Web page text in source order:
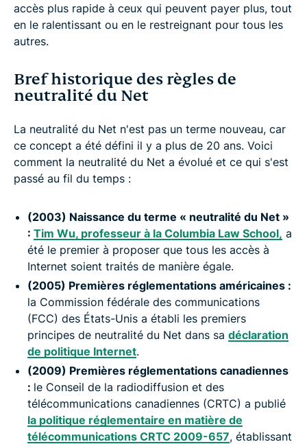
accès plus rapide à ceux qui peuvent payer plus, tout
en le ralentissant ou en le restreignant pour tous les
autres.
Bref historique des règles de
neutralité du Net
La neutralité du Net n'est pas un terme nouveau, car
ce concept a été défini il y a plus de 20 ans. Voici
comment la neutralité du Net a évolué et ce qui s'est
passé au fil du temps :
(2003) Naissance du terme « neutralité du Net »
: Tim Wu, professeur à la Columbia Law School, a
été le premier à proposer que tous les accès à
Internet soient traités de manière égale.
(2005) Premières réglementations américaines :
la Commission fédérale des communications
(FCC) des États-Unis a établi les premiers
principes de neutralité du Net dans sa déclaration
de politique Internet.
(2009) Premières réglementations canadiennes
: le Conseil de la radiodiffusion et des
télécommunications canadiennes (CRTC) a publié
la politique réglementaire en matière de
télécommunications CRTC 2009-657, établissant